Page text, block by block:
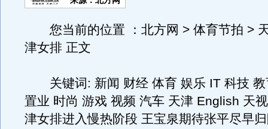
您当前的位置 ：北方网 > 体育节拍 >
津女排 正文
关键词: 新闻 财经 体育 娱乐 IT 科技 教
置业 时尚 游戏 视频 汽车 天津 English 天
津女排进入慢热阶段 王宝泉期待张平尽早